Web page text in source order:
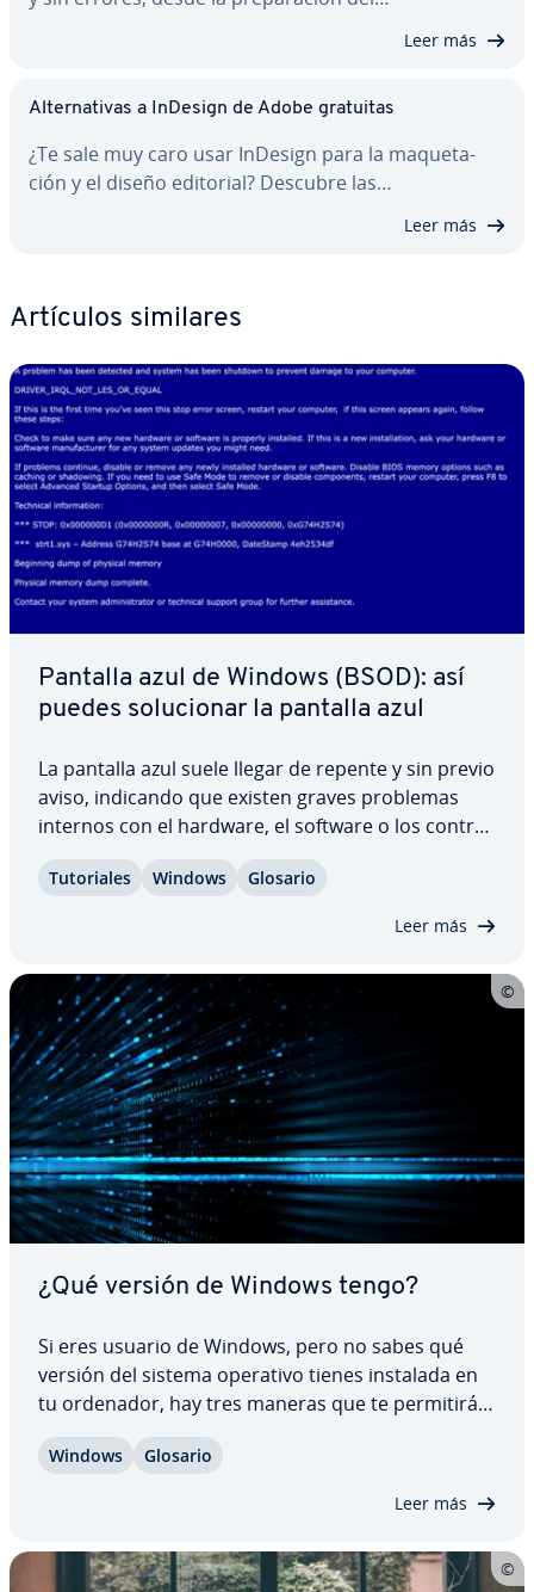
Leer más
Al­te­r­na­ti­vas a InDesign de Adobe gratuitas
¿Te sale muy caro usar InDesign para la ma­que­ta­
ción y el diseño editorial? Descubre las…
Leer más
Artículos similares
Pantalla azul de Windows (BSOD): así
puedes so­lu­cio­nar la pantalla azul
La pantalla azul suele llegar de repente y sin previo
aviso, indicando que existen graves problemas
internos con el hardware, el software o los co­n­tro­
debido a este problema, el apagado forzoso se
Tu­to­ria­les Windows Glosario
Leer más
¿Qué versión de Windows tengo?
Si eres usuario de Windows, pero no sabes qué
versión del sistema operativo tienes instalada en
tu ordenador, hay tres maneras que te pe­r­mi­ti­rán
Windows tienes: puedes utilizar un atajo, ir al
Windows Glosario
Leer más